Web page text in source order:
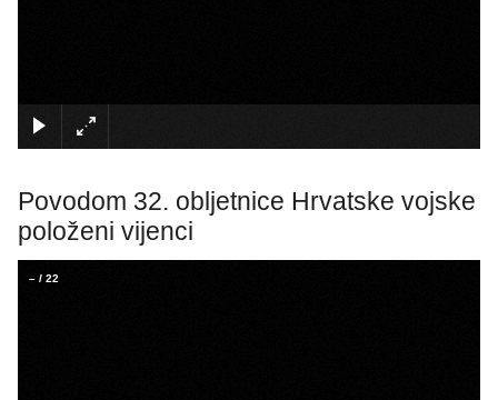
Povodom 32. obljetnice Hrvatske vojske
položeni vijenci
– / 22